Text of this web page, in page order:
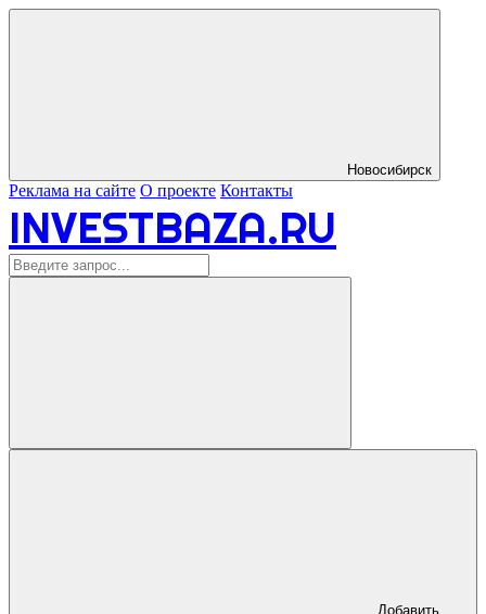
Новосибирск
Реклама на сайте О проекте Контакты
INVESTBAZA.RU